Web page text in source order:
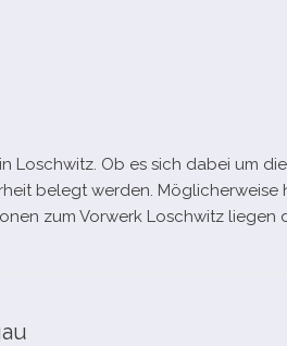
Loschwitz. Ob es sich dabei um
belegt wer­den.
zum Vorwerk Loschwitz lie­gen